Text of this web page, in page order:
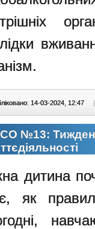
14-03-2024, 12:47 |
№13:
дитина
як